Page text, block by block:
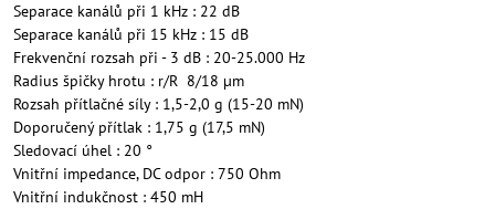
Separace kanálů při 1 kHz : 22 dB
Separace kanálů při 15 kHz : 15 dB
Frekvenční rozsah při - 3 dB : 20-25.000 Hz
Radius špičky hrotu : r/R 8/18 µm
Rozsah přítlačné síly : 1,5-2,0 g (15-20 mN)
Doporučený přítlak : 1,75 g (17,5 mN)
Sledovací úhel : 20 °
Vnitřní impedance, DC odpor : 750 Ohm
Vnitřní indukčnost : 450 mH